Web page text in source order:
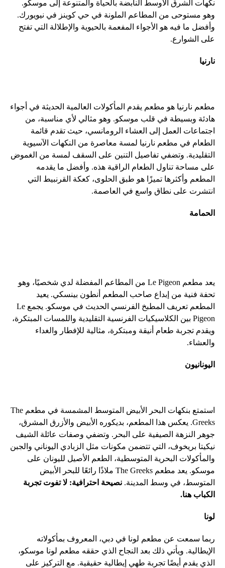
نكهات الشرق الأوسط النابضة بالحياة والمتنوعة إلى موسكو.
وهو مستوحى من المطاعم الملونة في حي كوينز في نيويورك.
وأفضل ما فيه هو الأجواء المفعمة بالحيوية والإطلالة التي تفتح
على الشوارع.
نارنيا
مطعم نارنيا هو مطعم يقدم المأكولات العالمية الحديثة في أجواء
هادئة وبسيطة في قلب موسكو. وهو مثالي لأي مناسبة، من
اجتماعات العمل إلى العشاء الرومانسي، حيث تقدم قائمة
الطعام في مطعم نارنيا لمسة معاصرة من النكهات الآسيوية
التقليدية. وتضفي تفاصيل التنين على السقف لمسة من الغموض
على مساحة تناول الطعام الراقية هذه. وأفضل ما يقدمه
المطعم وأكثرها تميزًا هو طبق الحلوى، كعكة القرنبيط التي
انتشرت على نطاق واسع في العاصمة.
الحمامة
يعد مطعم Le Pigeon من المطاعم المفضلة لدي شخصيًا، وهو
تحفة فنية من إبداع صاحب المطعم أنطون بينسكي. يعيد
المطعم تعريف المطبخ الفرنسي الحديث في موسكو. يجمع Le
Pigeon بين الكلاسيكيات الفرنسية التقليدية واللمسات المبتكرة،
ويقدم تجربة طعام أنيقة ومبتكرة، مثالية للإفطار والغداء
والعشاء.
اليونانيون
استمتع بنكهات البحر الأبيض المتوسط ​​المشمسة في مطعم The
Greeks. يعكس هذا المطعم، بديكوره الأبيض والأزرق المشرق،
جوهر النزهة الصيفية على البحر. وتضفي وصفات عائلة الشيف
نيكيتا بريخوف، التي تتضمن مكونات مثل الزبادي اليوناني والجبن
والمأكولات البحرية المتوسطية، الطعم الأصيل لليونان على
موسكو. يعد مطعم The Greeks ملاذًا رائعًا للبحر الأبيض
المتوسط، في وسط المدينة. نصيحة احترافية: لا تفوت تجربة
الكباب هنا.
لونا
ربما سمعت عن مطعم لونا في دبي، المعروف بمأكولاته
الإيطالية. ويأتي ذلك بعد النجاح الذي حققه مطعم لونا موسكو،
الذي يقدم أيضًا تجربة طهي إيطالية حقيقية. مع التركيز على